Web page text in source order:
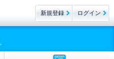
新規登録 ログイン